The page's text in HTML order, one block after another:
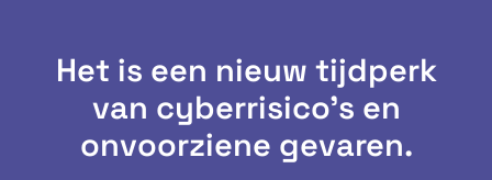
Het is een nieuw tijdperk
van cyberrisico's en
onvoorziene gevaren.